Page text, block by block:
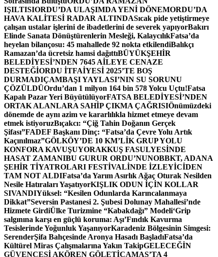
IŞILTISIORDU’DA ULAŞIMDA YENİ DÖNEMORDU’DA
HAVA KALİTESİ RADAR ALTINDASıcak pide yetiştirmeye
çalışan ustalar işlerini de ibadetlerini de severek yapıyorBakırı
Elinde Sanata Dönüştürenlerin Mesleği, KalaycılıkFatsa’da
heyelan bilançosu: 45 mahallede 92 nokta etkilendiBalıkçı
Ramazan’da ücretsiz hamsi dağıttıBÜYÜKŞEHİR
BELEDİYESİ’NDEN 7645 AİLEYE CENAZE
DESTEĞİORDU İTFAİYESİ 2025’TE BOŞ
DURMADIÇAMBAŞI YAYLASI’NIN SU SORUNU
ÇÖZÜLDÜOrdu’dan 1 milyon 164 bin 578 Yolcu Uçtu!Fatsa
Kapalı Pazar Yeri BüyütülüyorFATSA BELEDİYESİ’NDEN
ORTAK ALANLARA SAHİP ÇIKMA ÇAĞRISIÖnümüzdeki
dönemde de aynı azim ve kararlılıkla hizmet etmeye devam
etmek istiyoruzBıçakcı: “Çiğ Tahin Doğanın Gerçek
Şifası”FADEF Başkanı Dinç: “Fatsa’da Çevre Yolu Artık
Kaçınılmaz”GÖLKÖY’DE 10 KM’LİK GRUP YOLU
KONFORA KAVUŞUYORAKKUŞ FASULYESİNDE
HASAT ZAMANIBU GURUR ORDU’NUNOBBKT, ADANA
ŞEHİR TİYATROLARI FESTİVALİNDE İZLEYİCİDEN
TAM NOT ALDIFatsa’da Yarım Asırlık Ağaç Oturak Nesilden
Nesile Hatıraları YaşatıyorKIŞLIK ODUN İÇİN KOLLAR
SIVANDIYüksel: “Kesilen Odunlarda Karıncalanmaya
Dikkat”Seversin Pastanesi 2. Şubesi Dolunay Mahallesi’nde
Hizmete GirdiÜlke Turizmine “Kabakdağı” Modeli‘Grip
salgınına karşı en güçlü koruma: Aşı’Fındık Kavurma
Tesislerinde Yoğunluk YaşanıyorKaradeniz Bölgesinin Simgesi:
SerenderŞifa Bahçesinde Aronya Hasadı BaşladıFatsa’da
Kültürel Miras Çalışmalarına Yakın TakipGELECEĞİN
GÜVENCESİ AKÖREN GÖLETİÇAMAŞ’TA 4